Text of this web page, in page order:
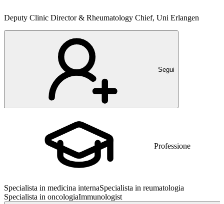
Deputy Clinic Director & Rheumatology Chief, Uni Erlangen
Segui
Professione
Specialista in medicina internaSpecialista in reumatologia
Specialista in oncologiaImmunologist